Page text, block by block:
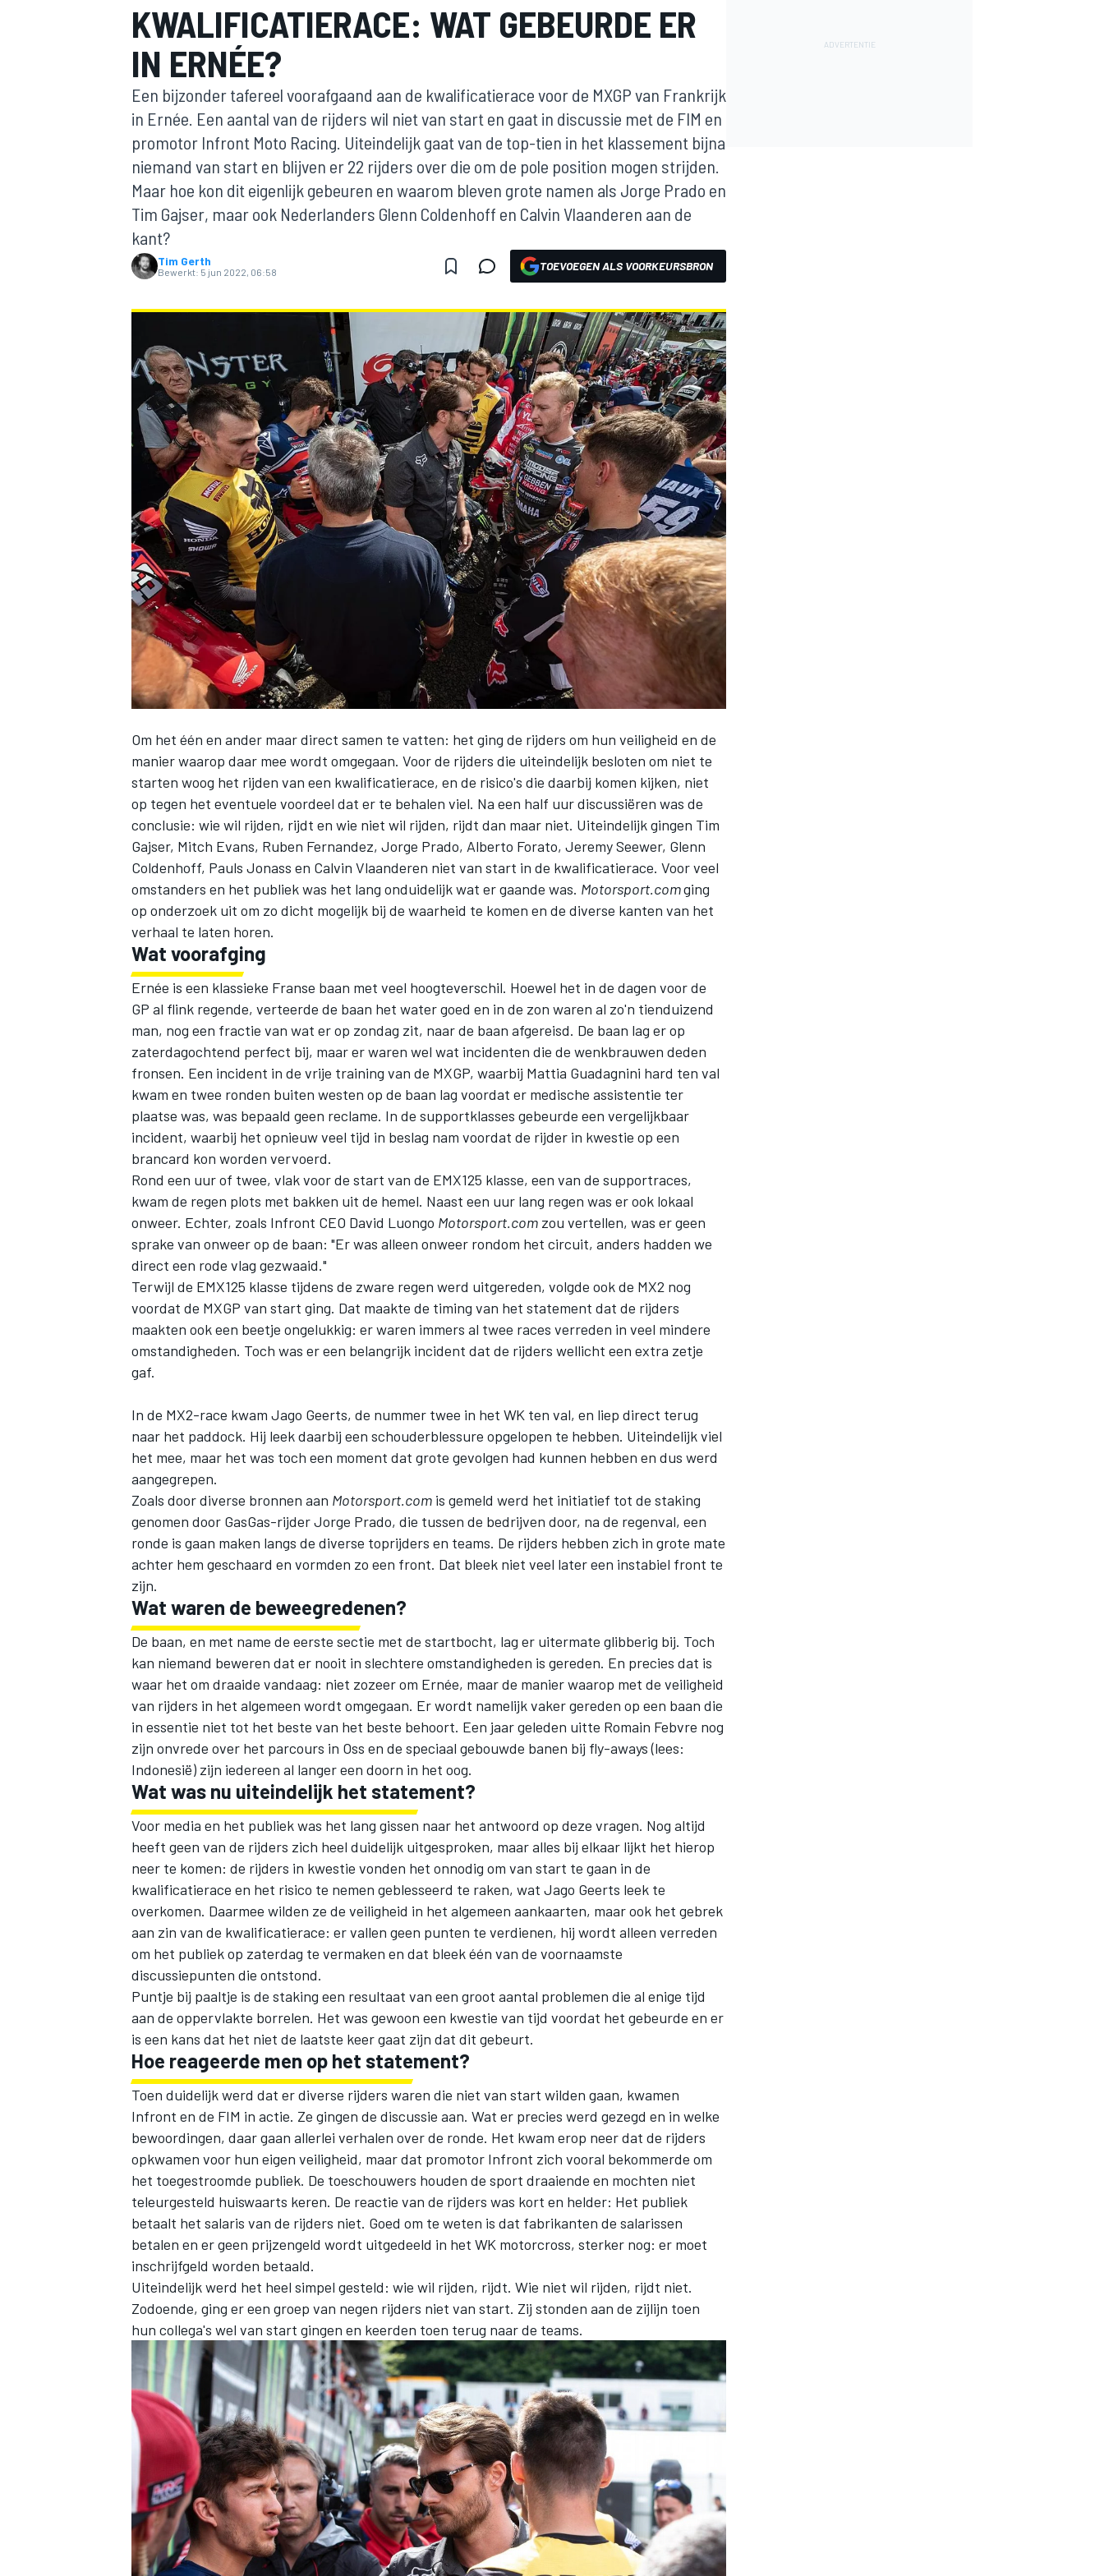
MOTOGP
INDYCAR
WEC DTM
MEER RACEKLASSEN
KWALIFICATIERACE: WAT GEBEURDE ER
IN ERNÉE?
Een bijzonder tafereel voorafgaand aan de kwalificatierace voor de MXGP van Frankrijk
in Ernée. Een aantal van de rijders wil niet van start en gaat in discussie met de FIM en
promotor Infront Moto Racing. Uiteindelijk gaat van de top-tien in het klassement bijna
niemand van start en blijven er 22 rijders over die om de pole position mogen strijden.
Maar hoe kon dit eigenlijk gebeuren en waarom bleven grote namen als Jorge Prado en
Tim Gajser, maar ook Nederlanders Glenn Coldenhoff en Calvin Vlaanderen aan de
kant?
Tim Gerth
Bewerkt: 5 jun 2022, 06:58 TOEVOEGEN ALS VOORKEURSBRON
Om het één en ander maar direct samen te vatten: het ging de rijders om hun veiligheid en de
manier waarop daar mee wordt omgegaan. Voor de rijders die uiteindelijk besloten om niet te
starten woog het rijden van een kwalificatierace, en de risico's die daarbij komen kijken, niet
op tegen het eventuele voordeel dat er te behalen viel. Na een half uur discussiëren was de
conclusie: wie wil rijden, rijdt en wie niet wil rijden, rijdt dan maar niet. Uiteindelijk gingen Tim
Gajser, Mitch Evans, Ruben Fernandez, Jorge Prado, Alberto Forato, Jeremy Seewer, Glenn
Coldenhoff, Pauls Jonass en Calvin Vlaanderen niet van start in de kwalificatierace. Voor veel
omstanders en het publiek was het lang onduidelijk wat er gaande was. Motorsport.comging
op onderzoek uit om zo dicht mogelijk bij de waarheid te komen en de diverse kanten van het
verhaal te laten horen.
Wat voorafging
Ernée is een klassieke Franse baan met veel hoogteverschil. Hoewel het in de dagen voor de
GP al flink regende, verteerde de baan het water goed en in de zon waren al zo'n tienduizend
man, nog een fractie van wat er op zondag zit, naar de baan afgereisd. De baan lag er op
zaterdagochtend perfect bij, maar er waren wel wat incidenten die de wenkbrauwen deden
fronsen. Een incident in de vrije training van de MXGP, waarbij Mattia Guadagnini hard ten val
kwam en twee ronden buiten westen op de baan lag voordat er medische assistentie ter
plaatse was, was bepaald geen reclame. In de supportklasses gebeurde een vergelijkbaar
incident, waarbij het opnieuw veel tijd in beslag nam voordat de rijder in kwestie op een
brancard kon worden vervoerd.
Rond een uur of twee, vlak voor de start van de EMX125 klasse, een van de supportraces,
kwam de regen plots met bakken uit de hemel. Naast een uur lang regen was er ook lokaal
onweer. Echter, zoals Infront CEO David Luongo Motorsport.com zou vertellen, was er geen
sprake van onweer op de baan: "Er was alleen onweer rondom het circuit, anders hadden we
direct een rode vlag gezwaaid."
Terwijl de EMX125 klasse tijdens de zware regen werd uitgereden, volgde ook de MX2 nog
voordat de MXGP van start ging. Dat maakte de timing van het statement dat de rijders
maakten ook een beetje ongelukkig: er waren immers al twee races verreden in veel mindere
omstandigheden. Toch was er een belangrijk incident dat de rijders wellicht een extra zetje
gaf.
In de MX2-race kwam Jago Geerts, de nummer twee in het WK ten val, en liep direct terug
naar het paddock. Hij leek daarbij een schouderblessure opgelopen te hebben. Uiteindelijk viel
het mee, maar het was toch een moment dat grote gevolgen had kunnen hebben en dus werd
aangegrepen.
Zoals door diverse bronnen aan Motorsport.com is gemeld werd het initiatief tot de staking
genomen door GasGas-rijder Jorge Prado, die tussen de bedrijven door, na de regenval, een
ronde is gaan maken langs de diverse toprijders en teams. De rijders hebben zich in grote mate
achter hem geschaard en vormden zo een front. Dat bleek niet veel later een instabiel front te
zijn.
Wat waren de beweegredenen?
De baan, en met name de eerste sectie met de startbocht, lag er uitermate glibberig bij. Toch
kan niemand beweren dat er nooit in slechtere omstandigheden is gereden. En precies dat is
waar het om draaide vandaag: niet zozeer om Ernée, maar de manier waarop met de veiligheid
van rijders in het algemeen wordt omgegaan. Er wordt namelijk vaker gereden op een baan die
in essentie niet tot het beste van het beste behoort. Een jaar geleden uitte Romain Febvre nog
zijn onvrede over het parcours in Oss en de speciaal gebouwde banen bij fly-aways (lees:
Indonesië) zijn iedereen al langer een doorn in het oog.
Wat was nu uiteindelijk het statement?
Voor media en het publiek was het lang gissen naar het antwoord op deze vragen. Nog altijd
heeft geen van de rijders zich heel duidelijk uitgesproken, maar alles bij elkaar lijkt het hierop
neer te komen: de rijders in kwestie vonden het onnodig om van start te gaan in de
kwalificatierace en het risico te nemen geblesseerd te raken, wat Jago Geerts leek te
overkomen. Daarmee wilden ze de veiligheid in het algemeen aankaarten, maar ook het gebrek
aan zin van de kwalificatierace: er vallen geen punten te verdienen, hij wordt alleen verreden
om het publiek op zaterdag te vermaken en dat bleek één van de voornaamste
discussiepunten die ontstond.
Puntje bij paaltje is de staking een resultaat van een groot aantal problemen die al enige tijd
aan de oppervlakte borrelen. Het was gewoon een kwestie van tijd voordat het gebeurde en er
is een kans dat het niet de laatste keer gaat zijn dat dit gebeurt.
Hoe reageerde men op het statement?
Toen duidelijk werd dat er diverse rijders waren die niet van start wilden gaan, kwamen
Infront en de FIM in actie. Ze gingen de discussie aan. Wat er precies werd gezegd en in welke
bewoordingen, daar gaan allerlei verhalen over de ronde. Het kwam erop neer dat de rijders
opkwamen voor hun eigen veiligheid, maar dat promotor Infront zich vooral bekommerde om
het toegestroomde publiek. De toeschouwers houden de sport draaiende en mochten niet
teleurgesteld huiswaarts keren. De reactie van de rijders was kort en helder: Het publiek
betaalt het salaris van de rijders niet. Goed om te weten is dat fabrikanten de salarissen
betalen en er geen prijzengeld wordt uitgedeeld in het WK motorcross, sterker nog: er moet
inschrijfgeld worden betaald.
Uiteindelijk werd het heel simpel gesteld: wie wil rijden, rijdt. Wie niet wil rijden, rijdt niet.
Zodoende, ging er een groep van negen rijders niet van start. Zij stonden aan de zijlijn toen
hun collega's wel van start gingen en keerden toen terug naar de teams.